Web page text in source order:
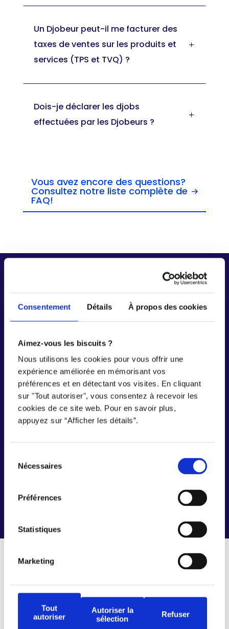
Consentement Détails À propos des cookies
Aimez-vous les biscuits ?
Nous utilisons les cookies pour vous offrir une
expérience améliorée en mémorisant vos
préférences et en détectant vos visites. En cliquant
sur "Tout autoriser", vous consentez à recevoir les
cookies de ce site web. Pour en savoir plus,
appuyez sur “Afficher les détails”.
Nécessaires
Préférences
Statistiques
Marketing
Tout
autoriser
Autoriser la
sélection
Refuser
L
Un Djobeur peut-il me facturer des
taxes de ventes sur les produits et
services (TPS et TVQ) ?
L
Dois-je déclarer les djobs
effectuées par les Djobeurs ?
Vous avez encore des questions?
Consultez notre liste complète de
FAQ!
Inscrivezvotre
dèsmaintenant
Découvrezlesopportunités quivous
attendent
avecnotreplateformed’emplois
Connecter travailleurs et
entreprises, simplement.